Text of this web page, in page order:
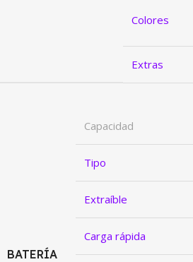
Colores
Extras
BATERÍA
Capacidad
Tipo
Extraíble
Carga rápida